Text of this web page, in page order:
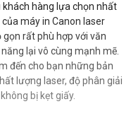
hàng lựa chọn nhất
củamáy in Canon laser
gọn rất phù hợp với văn
lại vô cùng mạnh mẽ.
đến cho bạn những bản
lượng laser, độ phân giải
bị kẹt giấy.